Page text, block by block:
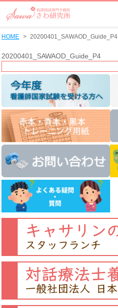
HOME 20200401_SAWAOD_Guide_P4
20200401_SAWAOD_Guide_P4